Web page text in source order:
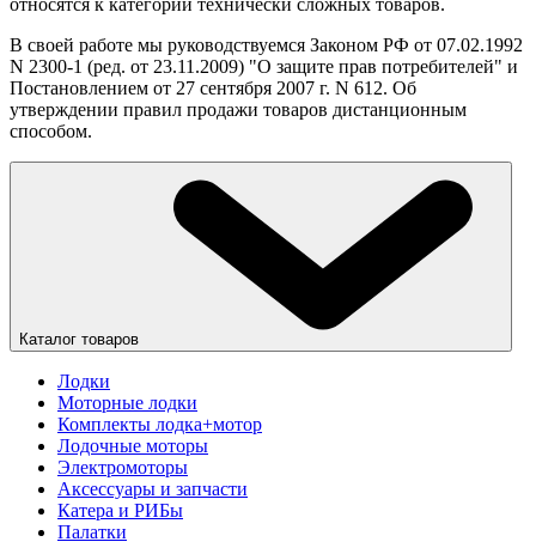
относятся к категории технически сложных товаров.
В своей работе мы руководствуемся Законом РФ от 07.02.1992
N 2300-1 (ред. от 23.11.2009) "О защите прав потребителей" и
Постановлением от 27 сентября 2007 г. N 612. Об
утверждении правил продажи товаров дистанционным
способом.
Каталог товаров
Лодки
Моторные лодки
Комплекты лодка+мотор
Лодочные моторы
Электромоторы
Аксессуары и запчасти
Катера и РИБы
Палатки